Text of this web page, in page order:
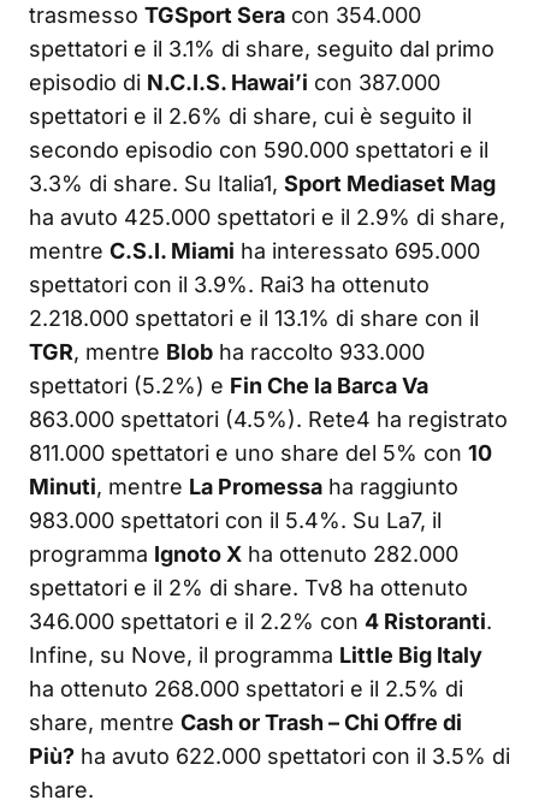
trasmesso TGSport Sera con 354.000
spettatori e il 3.1% di share, seguito dal primo
episodio di N.C.I.S. Hawai’i con 387.000
spettatori e il 2.6% di share, cui è seguito il
secondo episodio con 590.000 spettatori e il
3.3% di share. Su Italia1, Sport Mediaset Mag
ha avuto 425.000 spettatori e il 2.9% di share,
mentre C.S.I. Miami ha interessato 695.000
spettatori con il 3.9%. Rai3 ha ottenuto
2.218.000 spettatori e il 13.1% di share con il
TGR, mentre Blob ha raccolto 933.000
spettatori (5.2%) e Fin Che la Barca Va
863.000 spettatori (4.5%). Rete4 ha registrato
811.000 spettatori e uno share del 5% con 10
Minuti, mentre La Promessa ha raggiunto
983.000 spettatori con il 5.4%. Su La7, il
programma Ignoto X ha ottenuto 282.000
spettatori e il 2% di share. Tv8 ha ottenuto
346.000 spettatori e il 2.2% con 4 Ristoranti.
Infine, su Nove, il programma Little Big Italy
ha ottenuto 268.000 spettatori e il 2.5% di
share, mentre Cash or Trash – Chi Offre di
Più? ha avuto 622.000 spettatori con il 3.5% di
share.